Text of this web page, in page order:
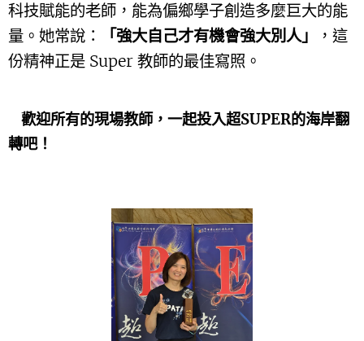
科技賦能的老師，能為偏鄉學子創造多麼巨大的能
量。她常說：
「強大自己才有機會強大別人」
，這
份精神正是 Super 教師的最佳寫照 。
歡迎所有的現場教師，一起投入超SUPER的海岸翻
轉吧！